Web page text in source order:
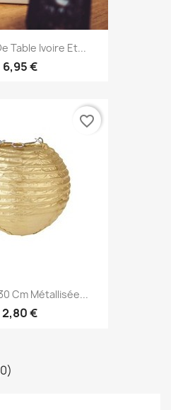
Table Ivoire Et...
6,95 €
Cm Métallisée...
2,80 €
favorite_border